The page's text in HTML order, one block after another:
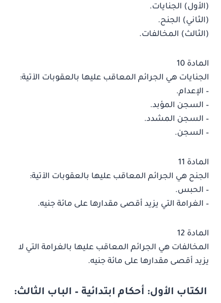
(الأول) الجنايات.
(الثاني) الجنح.
(الثالث) المخالفات.
المادة 10
الجنايات هي الجرائم المعاقب عليها بالعقوبات الآتية:
– الإعدام.
– السجن المؤبد.
– السجن المشدد.
– السجن.
المادة 11
الجنح هي الجرائم المعاقب عليها بالعقوبات الآتية:
– الحبس.
– الغرامة التي يزيد أقصى مقدارها على مائة جنيه.
المادة 12
المخالفات هي الجرائم المعاقب عليها بالغرامة التي لا
يزيد أقصى مقدارها على مائة جنيه.
الكتاب الأول: أحكام ابتدائية – الباب الثالث: